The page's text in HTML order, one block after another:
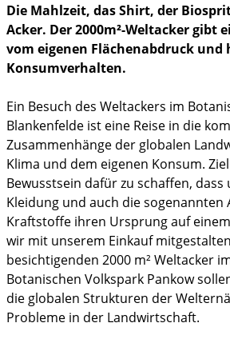
Die Mahlzeit, das Shirt, der
Acker. Der 2000m²-Weltacker gibt
vom eigenen Flächenabdruck
Konsumverhalten.
Ein Besuch des Weltackers im
Blankenfelde ist eine Reise in die
Zusammenhänge der globalen
Klima und dem eigenen Konsum.
Bewusstsein dafür zu schaffen, dass
Kleidung und auch die sogenannten
Kraftstoffe ihren Ursprung auf
wir mit unserem Einkauf
besichtigenden 2000 m² Weltacker
Botanischen Volkspark Pankow
die globalen Strukturen der
Probleme in der Landwirtschaft.